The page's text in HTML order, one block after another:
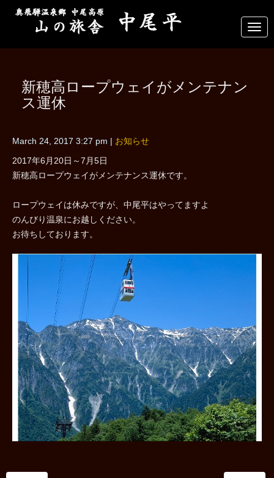
N
a
v
新穂高ロープウェイがメンテナン
ス運休
March 24, 2017 3:27 pm お知らせ
2017年6月20日～7月5日
新穂高ロープウェイがメンテナンス運休です。
ロープウェイは休みですが、中尾平はやってますよ
のんびり温泉にお越しください。
お待ちしております。